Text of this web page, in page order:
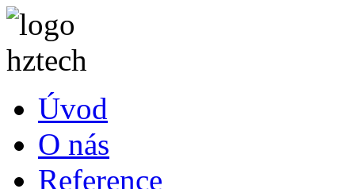
Úvod
O nás
Reference